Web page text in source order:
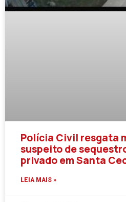
Polícia Civil resgata
suspeito de
privado em Santa
LEIA MAIS »